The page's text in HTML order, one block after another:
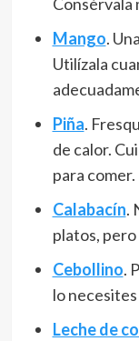
Mango.
Utilízala
Piña.
de calor.
para comer.
Calabacín.
platos,
Cebollino.
lo
Leche de